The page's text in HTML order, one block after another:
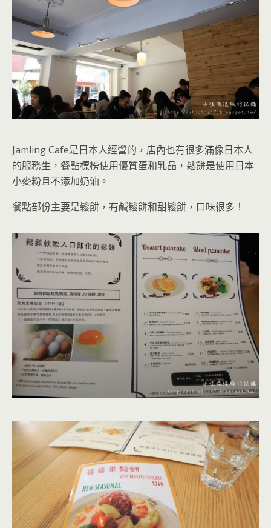
Jamling Cafe是日本人經營的，店內也有很多滿像日本人
的服務生，餐點標榜使用優質蛋和乳品，鬆餅是使用日本
小麥粉且不添加奶油。
餐點部份主要是鬆餅，有鹹鬆餅和甜鬆餅，口味很多！